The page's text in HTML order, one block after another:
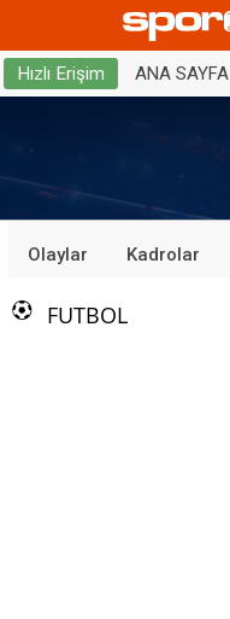
Hızlı Erişim ANA SAYFA
Olaylar Kadrolar
FUTBOL